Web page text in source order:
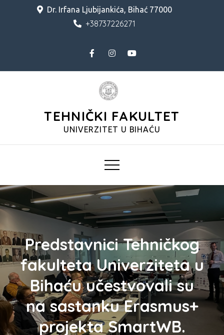
Dr. Irfana Ljubijankića, Bihać 77000
+38737226271
TEHNIČKI FAKULTET
UNIVERZITET U BIHAĆU
Predstavnici Tehničkog
fakulteta Univerziteta u
Bihaću učestvovali su
na sastanku Erasmus+
projekta SmartWB.